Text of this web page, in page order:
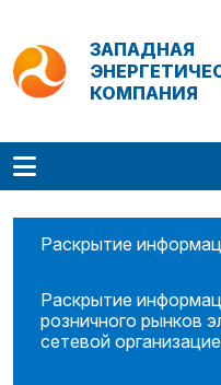
ЗАПАДНАЯ
КОМПАНИЯ
Раскрытие
Раскрытие
розничного рынков
сетевой